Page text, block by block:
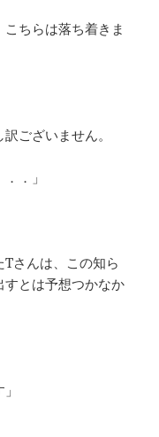
こちらは落ち着きま
ございません。
．」
さんは、この知ら
とは予想つかなか